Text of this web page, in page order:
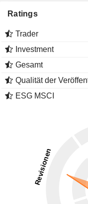
Ratings
Trader
Investment
Gesamt
Qualität der
ESG MSCI